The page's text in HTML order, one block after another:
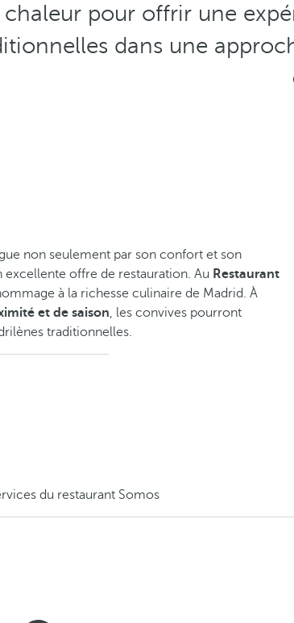
pour offrir une
dans une
non seulement par son confort et son
excellente offre de restauration. Au Restaurant
à la richesse culinaire de Madrid. À
et de saison, les convives pourront
traditionnelles.
du restaurant Somos